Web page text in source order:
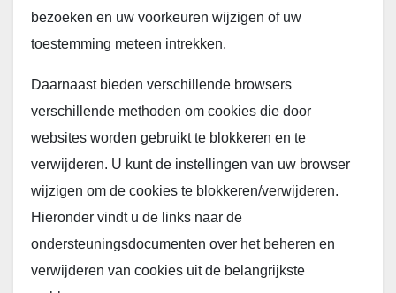
bezoeken en uw voorkeuren wijzigen of uw
toestemming meteen intrekken.
Daarnaast bieden verschillende browsers
verschillende methoden om cookies die door
websites worden gebruikt te blokkeren en te
verwijderen. U kunt de instellingen van uw browser
wijzigen om de cookies te blokkeren/verwijderen.
Hieronder vindt u de links naar de
ondersteuningsdocumenten over het beheren en
verwijderen van cookies uit de belangrijkste